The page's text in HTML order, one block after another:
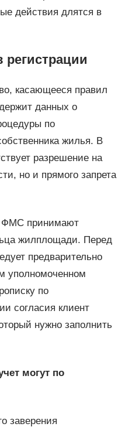
действия длятся в
регистрации
касающееся правил
данных о
по
жилья. В
разрешение на
но и прямого запрета
ФМС принимают
жилплощади. Перед
предварительно
уполномоченном
по
согласия клиент
нужно заполнить
могут по
заверения